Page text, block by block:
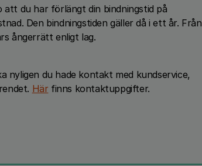
att du har förlängt din bindningstid på
Den bindningstiden gäller då i ett år. Från
ångerrätt enligt lag.
nyligen du hade kontakt med kundservice,
Här finns kontaktuppgifter.